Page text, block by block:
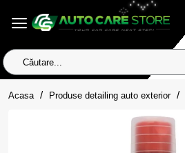
Căutare...
Acasa homeProduse detailing auto exterior